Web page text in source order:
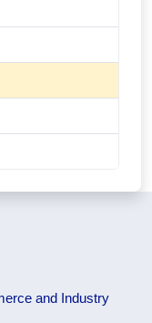
and Industry